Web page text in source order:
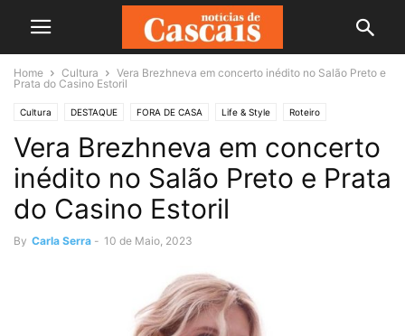
Home Cultura
Vera Brezhneva em concerto inédito no Salão Preto e
Prata do Casino Estoril
Cultura DESTAQUE FORA DE CASA Life & Style Roteiro
Vera Brezhneva em concerto
inédito no Salão Preto e Prata
do Casino Estoril
By Carla Serra - 10 de Maio, 2023